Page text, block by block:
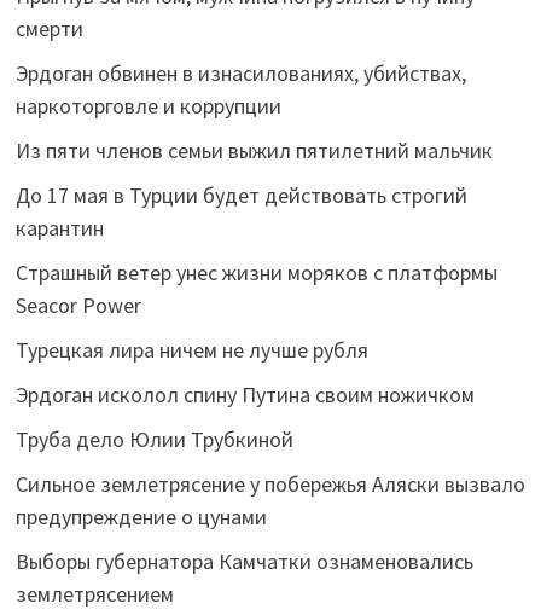
смерти
Эрдоган обвинен в изнасилованиях, убийствах,
наркоторговле и коррупции
Из пяти членов семьи выжил пятилетний мальчик
До 17 мая в Турции будет действовать строгий
карантин
Страшный ветер унес жизни моряков с платформы
Seacor Power
Турецкая лира ничем не лучше рубля
Эрдоган исколол спину Путина своим ножичком
Труба дело Юлии Трубкиной
Сильное землетрясение у побережья Аляски вызвало
предупреждение о цунами
Выборы губернатора Камчатки ознаменовались
землетрясением